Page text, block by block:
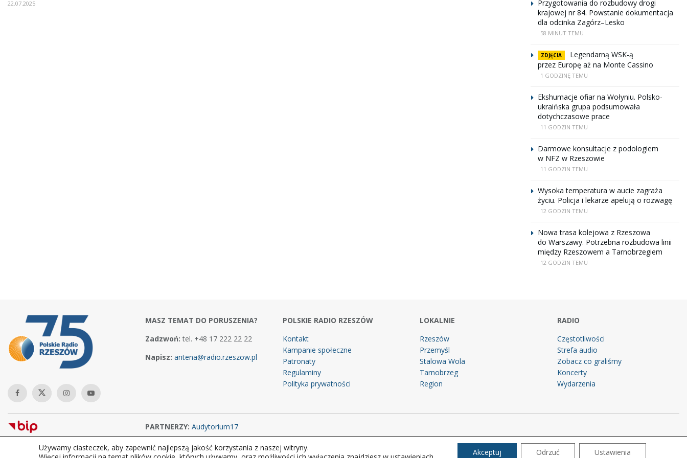
22.07.2025
Przygotowania do rozbudowy drogi
krajowej nr 84. Powstanie dokumentacja
dla odcinka Zagórz–Lesko
58 MINUT TEMU
ZDJĘCIA
Legendarną WSK-ą
przez Europę aż na Monte Cassino
1 GODZINĘ TEMU
Ekshumacje ofiar na Wołyniu. Polsko-
ukraińska grupa podsumowała
dotychczasowe prace
11 GODZIN TEMU
Darmowe konsultacje z podologiem
w NFZ w Rzeszowie
11 GODZIN TEMU
Wysoka temperatura w aucie zagraża
życiu. Policja i lekarze apelują o rozwagę
12 GODZIN TEMU
Nowa trasa kolejowa z Rzeszowa
do Warszawy. Potrzebna rozbudowa linii
między Rzeszowem a Tarnobrzegiem
12 GODZIN TEMU
MASZ TEMAT DO PORUSZENIA?
Zadzwoń: tel. +48 17 222 22 22
Napisz: antena@radio.rzeszow.pl
POLSKIE RADIO RZESZÓW
Kontakt
Kampanie społeczne
Patronaty
Regulaminy
Polityka prywatności
LOKALNIE
Rzeszów
Przemyśl
Stalowa Wola
Tarnobrzeg
Region
RADIO
Częstotliwości
Strefa audio
Zobacz co graliśmy
Koncerty
Wydarzenia
PARTNERZY: Audytorium17
Copyright © 2026Polskie Radio Rzeszów S.A. w likwidacj. Wszelkie prawa zastrzeżone.
Używamy ciasteczek, aby zapewnić najlepszą jakość korzystania z naszej witryny.
Akceptuj Odrzuć Ustawienia